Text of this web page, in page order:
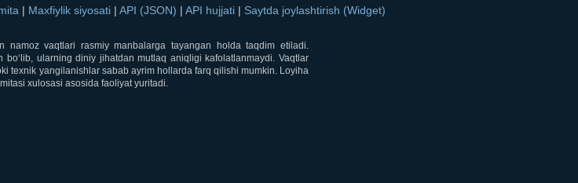
| Maxfiylik siyosati | API (JSON) | API hujjati | Saytda joylashtirish (Widget)
namoz vaqtlari rasmiy manbalarga tayangan holda taqdim etiladi.
bo‘lib, ularning diniy jihatdan mutlaq aniqligi kafolatlanmaydi. Vaqtlar
texnik yangilanishlar sabab ayrim hollarda farq qilishi mumkin. Loyiha
xulosasi asosida faoliyat yuritadi.